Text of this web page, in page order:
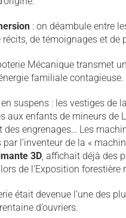
: on déambule entre
de témoignages et de
Mécanique transmet
familiale contagieuse.
suspens : les vestiges de
aux enfants de mineurs de
engrenages… Les
l’inventeur de la «
3D, affichait déjà des
de l’Exposition forestière
était devenue l’une des
d’ouvriers.